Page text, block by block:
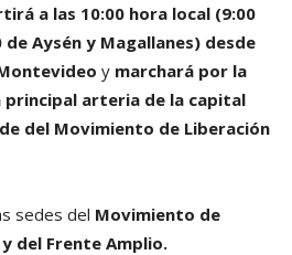
a las 10:00 hora local (9:00
Aysén y Magallanes) desde
y marchará por la
principal arteria de la capital
del Movimiento de Liberación
sedes del Movimiento de
del Frente Amplio.